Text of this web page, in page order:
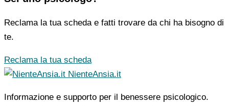
Reclama la tua scheda e fatti trovare da chi ha bisogno di
te.
Reclama la tua scheda
NienteAnsia.it
Informazione e supporto per il benessere psicologico.